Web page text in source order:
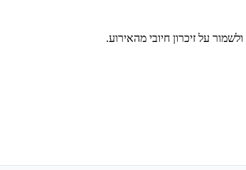
על זיכרון חיובי מהאירוע.